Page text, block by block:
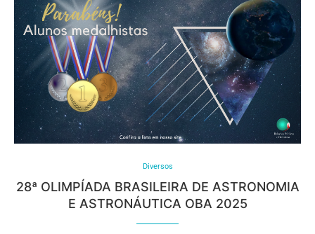
Diversos
28ª OLIMPÍADA BRASILEIRA DE ASTRONOMIA
E ASTRONÁUTICA OBA 2025